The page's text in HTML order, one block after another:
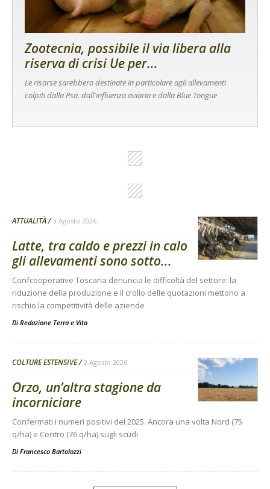
Zootecnia, possibile il via libera alla
riserva di crisi Ue per...
Le risorse sarebbero destinate in particolare agli allevamenti
colpiti dalla Psa, dall'influenza aviaria e dalla Blue Tongue
ATTUALITÀ 3 Agosto 2026
Latte, tra caldo e prezzi in calo
gli allevamenti sono sotto...
Confcooperative Toscana denuncia le difficoltà del settore: la
riduzione della produzione e il crollo delle quotazioni mettono a
rischio la competitività delle aziende
Di Redazione Terra e Vita
COLTURE ESTENSIVE 2 Agosto 2026
Orzo, un’altra stagione da
incorniciare
Confermati i numeri positivi del 2025. Ancora una volta Nord (75
q/ha) e Centro (76 q/ha) sugli scudi
Di Francesco Bartolozzi